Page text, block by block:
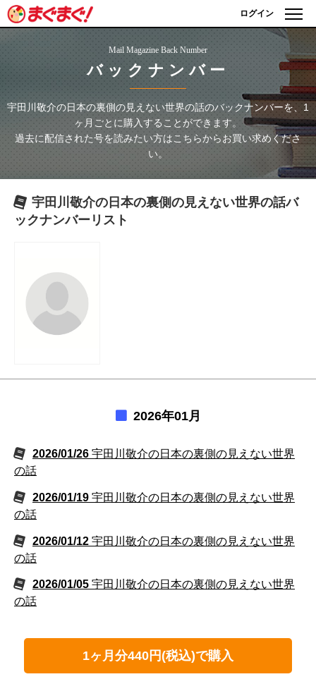
ログイン
Mail Magazine Back Number
バックナンバー
宇田川敬介の日本の裏側の見えない世界の話のバックナンバーを、1
ヶ月ごとに購入することができます。
過去に配信された号を読みたい方はこちらからお買い求めくださ
い。
宇田川敬介の日本の裏側の見えない世界の話バ
ックナンバーリスト
2026年01月
2026/01/26 宇田川敬介の日本の裏側の見えない世界
の話
2026/01/19 宇田川敬介の日本の裏側の見えない世界
の話
2026/01/12 宇田川敬介の日本の裏側の見えない世界
の話
2026/01/05 宇田川敬介の日本の裏側の見えない世界
の話
1ヶ月分440円(税込)で購入